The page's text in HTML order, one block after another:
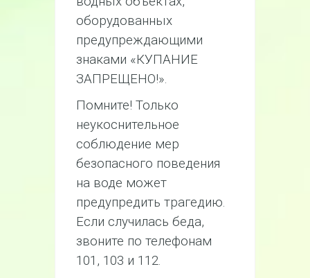
оборудованных
предупреждающими
знаками «КУПАНИЕ
ЗАПРЕЩЕНО!».
Помните! Только
неукоснительное
соблюдение мер
безопасного поведения
на воде может
предупредить трагедию.
Если случилась беда,
звоните по телефонам
101, 103 и 112.